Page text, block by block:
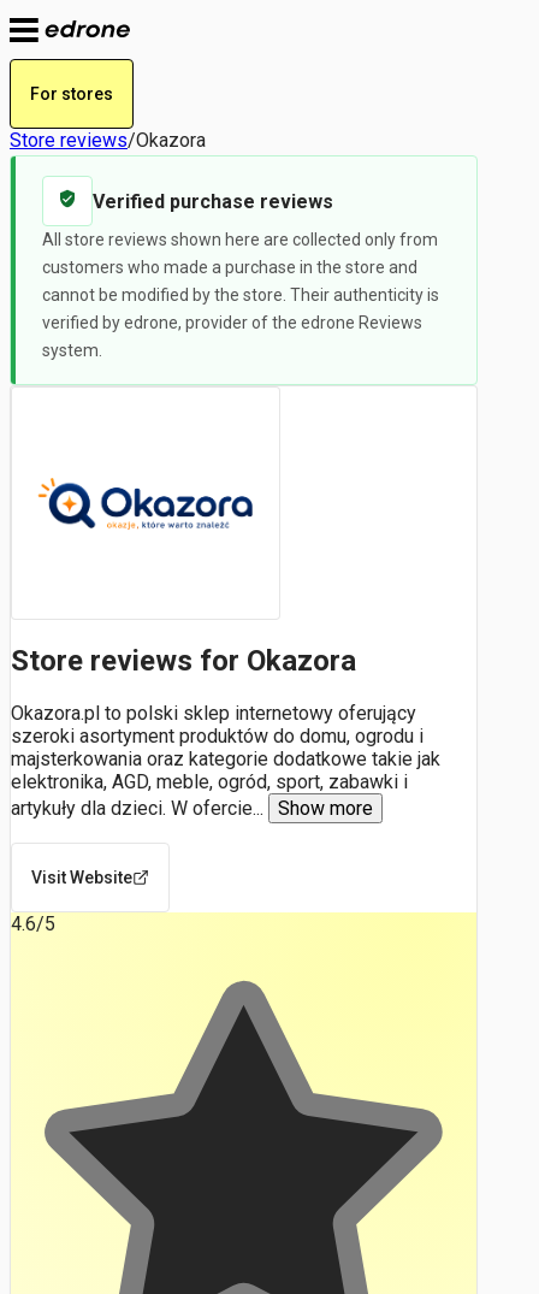
For stores
Store reviews/Okazora
Verified purchase reviews
All store reviews shown here are collected only from
customers who made a purchase in the store and
cannot be modified by the store. Their authenticity is
verified by edrone, provider of the edrone Reviews
system.
Store reviews for Okazora
Okazora.pl to polski sklep internetowy oferujący
szeroki asortyment produktów do domu, ogrodu i
majsterkowania oraz kategorie dodatkowe takie jak
elektronika, AGD, meble, ogród, sport, zabawki i
artykuły dla dzieci. W ofercie... Show more
Visit Website
4.6/5